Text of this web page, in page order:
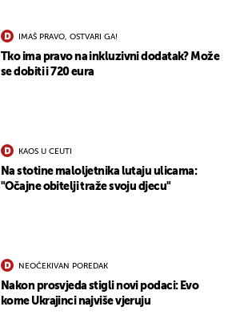
IMAŠ PRAVO, OSTVARI GA!
Tko ima pravo na inkluzivni dodatak? Može
se dobiti i 720 eura
KAOS U CEUTI
Na stotine maloljetnika lutaju ulicama:
"Očajne obitelji traže svoju djecu"
NEOČEKIVAN POREDAK
Nakon prosvjeda stigli novi podaci: Evo
kome Ukrajinci najviše vjeruju